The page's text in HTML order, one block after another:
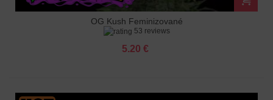
OG Kush Feminizované
53 reviews
5.20 €